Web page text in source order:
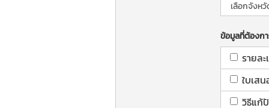
ข้อมูลที่ต้องก
รายล
ใบเสน
วิธีแก้